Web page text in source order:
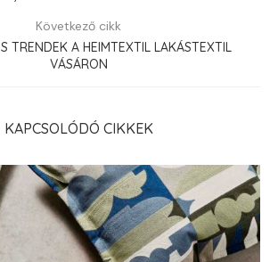
Következő cikk
TRENDEK A HEIMTEXTIL LAKÁSTEXTIL
VÁSÁRON
KAPCSOLÓDÓ CIKKEK